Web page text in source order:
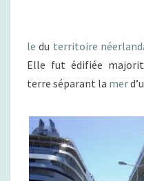
le du territoire
Elle fut édifiée
terre séparant la mer